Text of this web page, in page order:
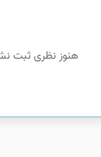
هنوز نظری ثبت